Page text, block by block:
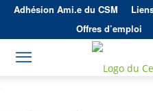
Adhésion Ami.e du CSM
Offres d’emploi